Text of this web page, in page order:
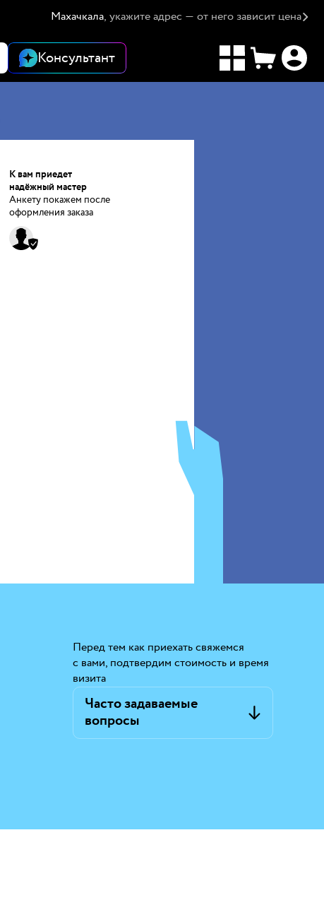
Махачкала, укажите адрес — от него зависит цена
Консультант
К вам приедет
надёжный мастер
Анкету покажем после
оформления заказа
Перед тем как приехать свяжемся
с вами, подтвердим стоимость и время
визита
Часто задаваемые
вопросы